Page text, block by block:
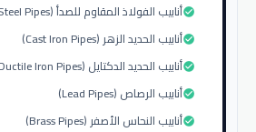
أنابيب الفولاذ المقاوم للصدأ (Stainless Steel Pipes)check_circle
أنابيب الحديد الزهر (Cast Iron Pipes)check_circle
أنابيب الحديد الدكتايل (Ductile Iron Pipes)check_circle
أنابيب الرصاص (Lead Pipes)check_circle
أنابيب النحاس الأصفر (Brass Pipes)check_circle